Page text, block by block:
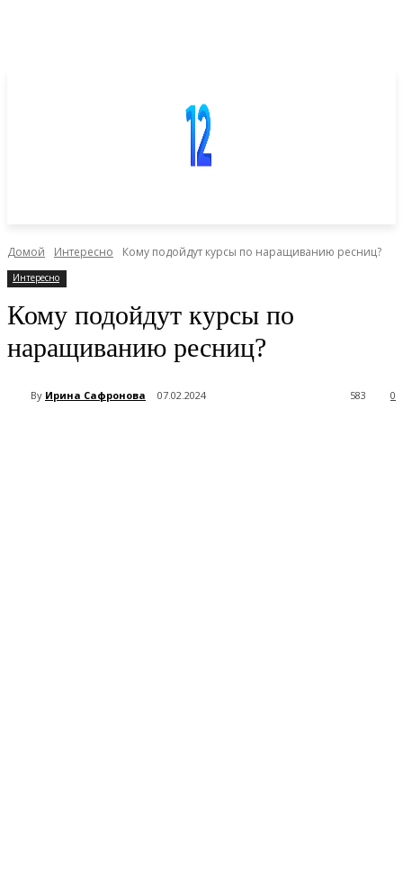
Домой Интересно Кому подойдут курсы по наращиванию ресниц?
Интересно
Кому подойдут курсы по
наращиванию ресниц?
By Ирина Сафронова 07.02.2024 0
583